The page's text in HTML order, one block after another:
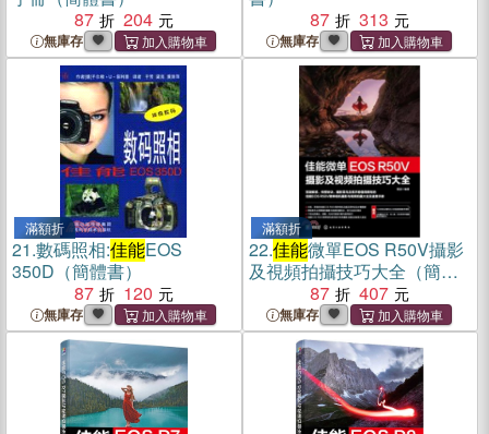
87
204
無庫存
87
313
無庫存
滿額折
21.數碼照相:佳能EOS
350D（簡體書）
87
120
無庫存
滿額折
22.佳能微單EOS R50V攝影
及視頻拍攝技巧大全（簡體
87 407
無庫存